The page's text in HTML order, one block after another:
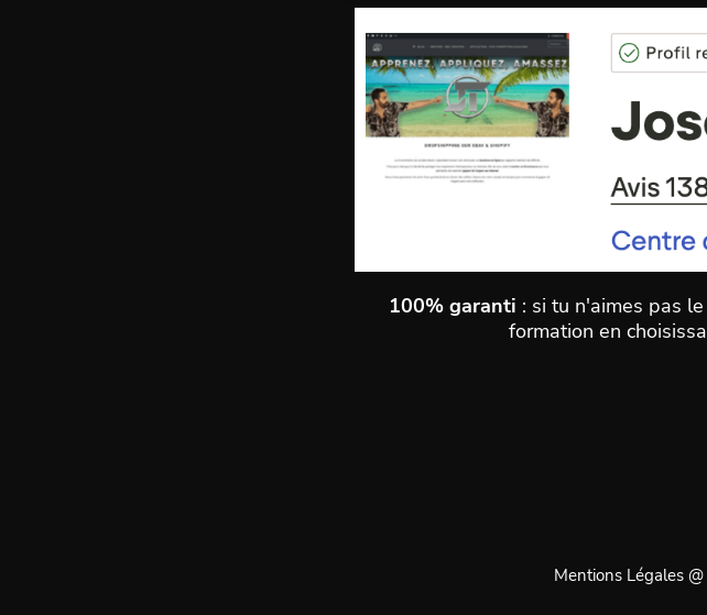
100% garanti : si tu n'aimes pas
formation en
Mentions Légales